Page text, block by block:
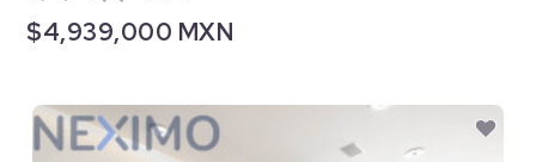
$4,939,000 MXN